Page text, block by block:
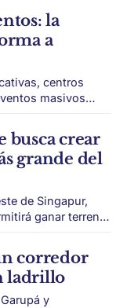
la
a
centros
masivos
y convivencia.
intenso. El
polos
eventos
busca crear
grande del
de Singapur,
ganar terreno
corredor
ladrillo
y